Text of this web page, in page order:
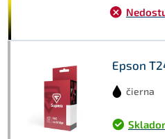
Epson
čierna